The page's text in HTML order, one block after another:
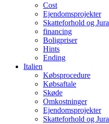
Cost
Ejendomsprojekter
Skatteforhold og Jura
financing
Boligpriser
Hints
Ending
Italien
Købsprocedure
Købsaftale
Skøde
Omkostninger
Ejendomsprojekter
Skatteforhold og Jura